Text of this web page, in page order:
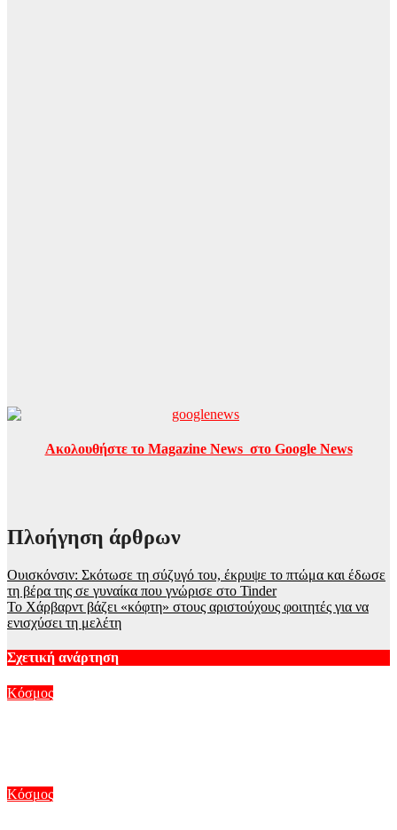
Ακολουθήστε το Magazine News στο Google News
Πλοήγηση άρθρων
Ουισκόνσιν: Σκότωσε τη σύζυγό του, έκρυψε το πτώμα και έδωσε
τη βέρα της σε γυναίκα που γνώρισε στο Tinder
Το Χάρβαρντ βάζει «κόφτη» στους αριστούχους φοιτητές για να
ενισχύσει τη μελέτη
Σχετική ανάρτηση
Κόσμος
Κόσμος